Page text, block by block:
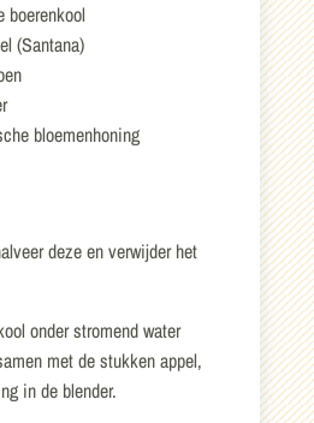
boerenkool
(Santana)
bloemenhoning
deze en verwijder het
onder stromend water
met de stukken appel,
in de blender.